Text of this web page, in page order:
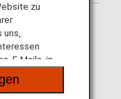
von
von
durchgeführt
Regional Jet
AB, SAS
Braathens
zu
E-Mails, in